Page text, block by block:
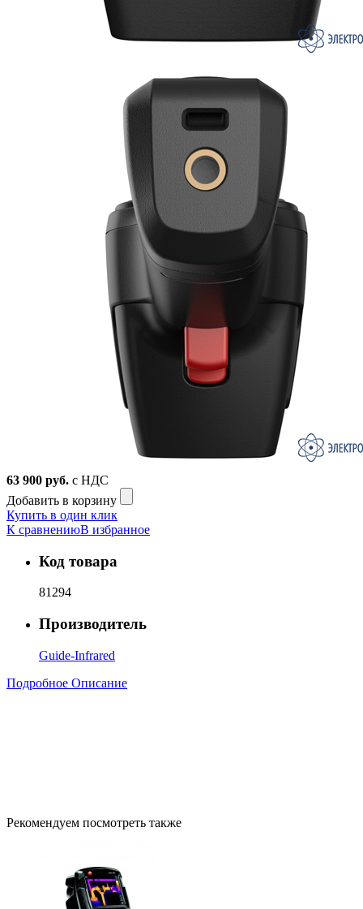
63 900 руб. с НДС
Добавить в корзину
Купить в один клик
К сравнениюВ избранное
Код товара
81294
Производитель
Guide-Infrared
Подробное Описание
Рекомендуем посмотреть также